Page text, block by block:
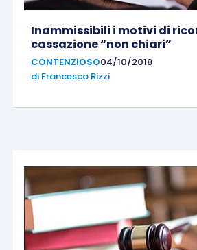
Inammissibili i motivi di
cassazione “non chiari”
CONTENZIOSO04/10/2018
di Francesco Rizzi